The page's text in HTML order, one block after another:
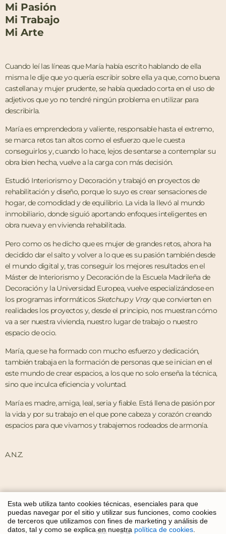
Mi Pasión
Mi Trabajo
Mi Arte
Cuando leí las líneas que María había escrito hablando de ella
misma le dije que yo quería escribir sobre ella ya que, como buena
castellana y mujer prudente, se había quedado corta en el uso de
adjetivos que yo no tendré ningún problema en utilizar para
describirla.
María es emprendedora y valiente, responsable hasta el extremo,
se marca retos tan altos como el esfuerzo que le cuesta
conseguirlos y, cuando lo hace, lejos de sentarse a contemplar su
obra bien hecha, vuelve a la carga con más decisión.
Estudió Interiorismo y Decoración y trabajó en proyectos de
rehabilitación y diseño, porque lo suyo es crear sensaciones de
hogar, de comodidad y de equilibrio. La vida la llevó al mundo
inmobiliario, donde siguió aportando enfoques inteligentes en
obra nueva y en vivienda rehabilitada.
Pero como os he dicho que es mujer de grandes retos, ahora ha
decidido dar el salto y volver a lo que es su pasión también desde
el mundo digital y, tras conseguir los mejores resultados en el
Máster de Interiorismo y Decoración de la Escuela Madrileña de
Decoración y la Universidad Europea, vuelve especializándose en
los programas informáticosSketchupy Vrayque convierten en
realidades los proyectos y, desde el principio, nos muestran cómo
va a ser nuestra vivienda, nuestro lugar de trabajo o nuestro
espacio de ocio.
María, que se ha formado con mucho esfuerzo y dedicación,
también trabaja en la formación de personas que se inician en el
este mundo de crear espacios, a los que no solo enseña la técnica,
sino que inculca eficiencia y voluntad.
María es madre, amiga, leal, seria y fiable. Está llena de pasión por
la vida y por su trabajo en el que pone cabeza y corazón creando
espacios para que vivamos y trabajemos rodeados de armonía.
A.N.Z.
Esta web utiliza tanto cookies técnicas, esenciales para que
puedas navegar por el sitio y utilizar sus funciones, como cookies
de terceros que utilizamos con fines de marketing y análisis de
datos, tal y como se explica en nuestra política de cookies